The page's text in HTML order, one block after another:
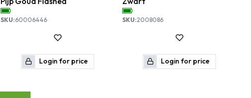
SKU:60006446
Login for price
SKU:2008086
Login for price